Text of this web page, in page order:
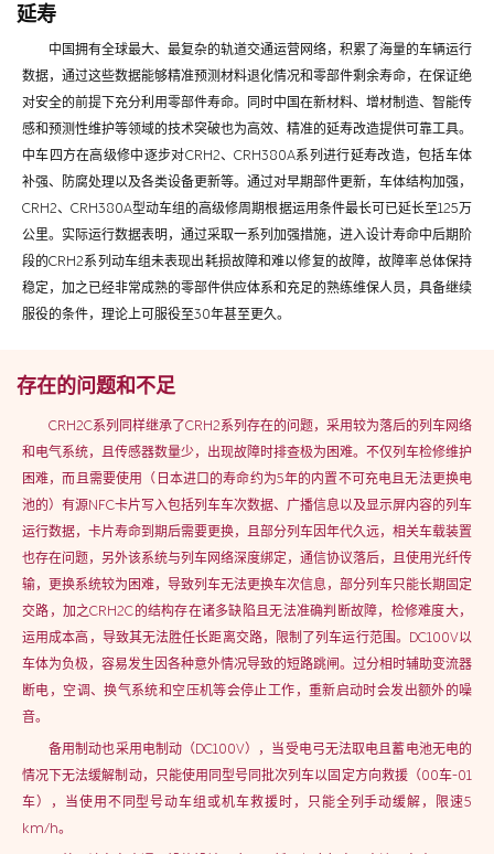
延寿
中国拥有全球最大、最复杂的轨道交通运营网络，积累了海量的车辆运行
数据，通过这些数据能够精准预测材料退化情况和零部件剩余寿命，在保证绝
对安全的前提下充分利用零部件寿命。同时中国在新材料、增材制造、智能传
感和预测性维护等领域的技术突破也为高效、精准的延寿改造提供可靠工具。
中车四方在高级修中逐步对CRH2、CRH380A系列进行延寿改造，包括车体
补强、防腐处理以及各类设备更新等。通过对早期部件更新，车体结构加强，
CRH2、CRH380A型动车组的高级修周期根据运用条件最长可已延长至125万
公里。实际运行数据表明，通过采取一系列加强措施，进入设计寿命中后期阶
段的CRH2系列动车组未表现出耗损故障和难以修复的故障，故障率总体保持
稳定，加之已经非常成熟的零部件供应体系和充足的熟练维保人员，具备继续
服役的条件，理论上可服役至30年甚至更久。
存在的问题和不足
CRH2C系列同样继承了CRH2系列存在的问题，采用较为落后的列车网络
和电气系统，且传感器数量少，出现故障时排查极为困难。不仅列车检修维护
困难，而且需要使用（日本进口的寿命约为5年的内置不可充电且无法更换电
池的）有源NFC卡片写入包括列车车次数据、广播信息以及显示屏内容的列车
运行数据，卡片寿命到期后需要更换，且部分列车因年代久远，相关车载装置
也存在问题，另外该系统与列车网络深度绑定，通信协议落后，且使用光纤传
输，更换系统较为困难，导致列车无法更换车次信息，部分列车只能长期固定
交路，加之CRH2C的结构存在诸多缺陷且无法准确判断故障，检修难度大，
运用成本高，导致其无法胜任长距离交路，限制了列车运行范围。DC100V以
车体为负极，容易发生因各种意外情况导致的短路跳闸。过分相时辅助变流器
断电，空调、换气系统和空压机等会停止工作，重新启动时会发出额外的噪
音。
备用制动也采用电制动（DC100V），当受电弓无法取电且蓄电池无电的
情况下无法缓解制动，只能使用同型号同批次列车以固定方向救援（00车-01
车），当使用不同型号动车组或机车救援时，只能全列手动缓解，限速5
km/h。